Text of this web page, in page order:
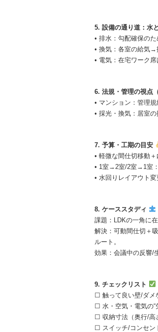
5. 設備の通り道：水
• 排水：勾配確保の
• 換気：各室の給気→
• 電気：在宅ワーク
6. 法規・管理の視点
• マンション：管理
• 採光・換気：居室
7. 予算・工期の目安
• 軽微な間仕切移動＋
• 1室→2室/2室→1室：
• 水回りレイアウト
8. ケーススタディ
課題：LDKの一角に
解決：可動間仕切＋
ルート。
効果：会議中の反響/
9. チェックリスト
☐ 触って良い壁/ダメ
☐ 水・空気・電気の“
☐ 収納寸法（奥行/高
☐ スイッチ/コンセン